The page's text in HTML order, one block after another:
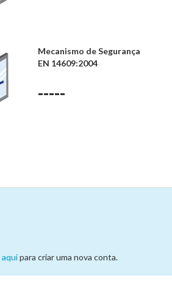
Mecanismo de Segurança
EN 14609:2004
-----
aquipara criar uma nova conta.